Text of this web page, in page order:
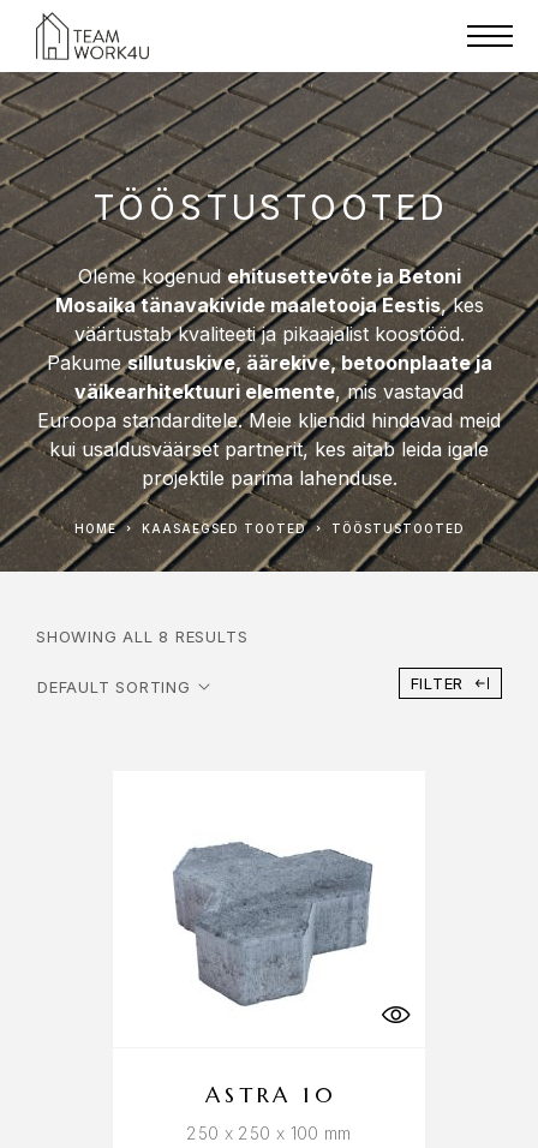
TÖÖSTUSTOOTED
Oleme kogenudehitusettevõte ja Betoni
Mosaika tänavakivide maaletooja Eestis, kes
väärtustab kvaliteeti ja pikaajalist koostööd.
Pakumesillutuskive, äärekive, betoonplaate ja
väikearhitektuuri elemente, mis vastavad
Euroopa standarditele. Meie kliendid hindavad meid
kui usaldusväärset partnerit, kes aitab leida igale
projektile parima lahenduse.
HOME KAASAEGSED TOOTED TÖÖSTUSTOOTED
SHOWING ALL 8 RESULTS
FILTER
ASTRA 10
250 x 250 x 100 mm